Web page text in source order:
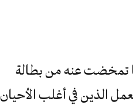
تمخضت عنه من بطالة
الذين في أغلب الأحيان